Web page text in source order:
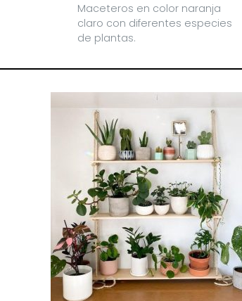
Maceteros en color naranja
claro con diferentes especies
de plantas.